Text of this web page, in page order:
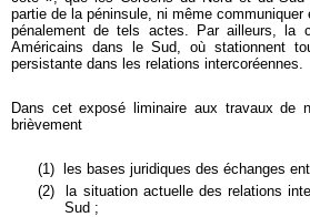
partie de la péninsule, ni même
pénalement de tels actes. Par ailleurs, la
Américains dans le Sud, où stationnent
persistante dans les relations intercoréennes.
Dans cet exposé liminaire aux travaux de
brièvement
(1)
les bases juridiques des échanges
(2)
la situation actuelle des relations
Sud ;